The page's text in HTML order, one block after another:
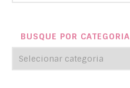
BUSQUE POR CATEGORIA